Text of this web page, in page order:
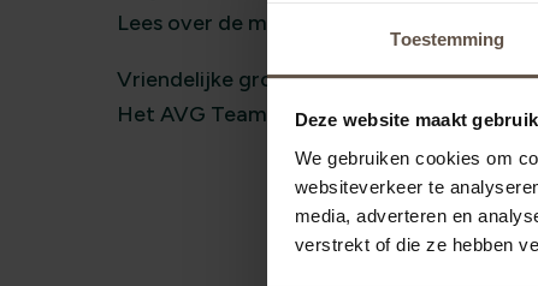
Toestemming
Deze website maakt
We gebruiken cookies om
websiteverkeer te
media, adverteren en
verstrekt of die ze hebben
Lees over de mogelijkheden van
Vriendelijke groet,
Het AVG Team